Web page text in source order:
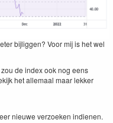
bijliggen? Voor mij is het wel
de index ook nog eens
het alle­maal maar lekker
nieuwe ver­zoeken indi­enen.